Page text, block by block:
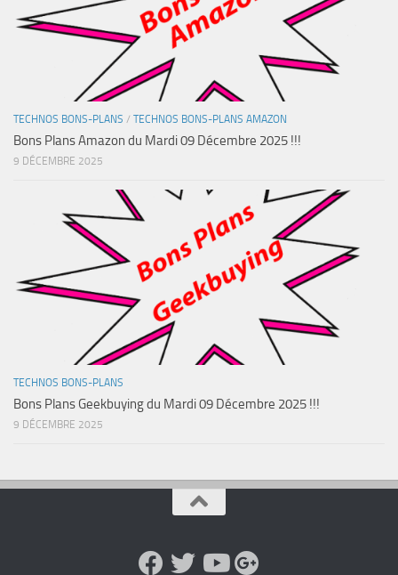
TECHNOS BONS-PLANS / TECHNOS BONS-PLANS AMAZON
Bons Plans Amazon du Mardi 09 Décembre 2025 !!!
9 DÉCEMBRE 2025
TECHNOS BONS-PLANS
Bons Plans Geekbuying du Mardi 09 Décembre 2025 !!!
9 DÉCEMBRE 2025